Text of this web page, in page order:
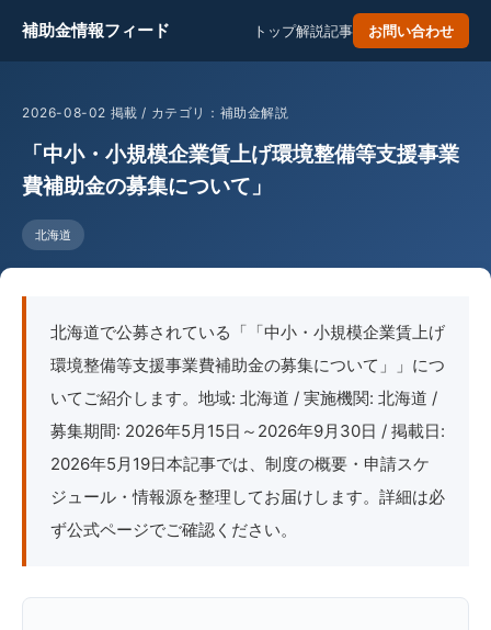
補助金情報フィード トップ解説記事 お問い合わせ
2026-08-02 掲載 / カテゴリ：補助金解説
「中小・小規模企業賃上げ環境整備等支援事業
費補助金の募集について」
北海道
北海道で公募されている「「中小・小規模企業賃上げ
環境整備等支援事業費補助金の募集について」」につ
いてご紹介します。地域: 北海道 / 実施機関: 北海道 /
募集期間: 2026年5月15日～2026年9月30日 / 掲載日:
2026年5月19日本記事では、制度の概要・申請スケ
ジュール・情報源を整理してお届けします。詳細は必
ず公式ページでご確認ください。